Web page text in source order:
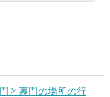
と裏門の場所の行